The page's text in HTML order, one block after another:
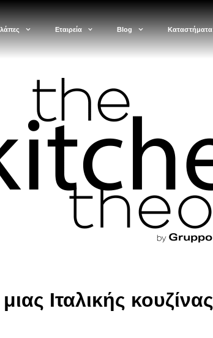
Εταιρεία Blog Καταστήματα
Ιταλικής κουζίνας